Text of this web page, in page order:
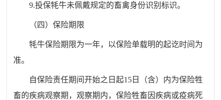
9.投保牦牛未佩戴规定的畜禽身份识别标识。
（四）保险期限
牦牛保险期限为一年，以保险单载明的起讫时间为
准。
自保险责任期间开始之日起15日（含）内为保险牲
畜的疾病观察期，观察期内，保险牲畜因疾病或疫病死